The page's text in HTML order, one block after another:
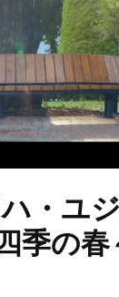
・ユ
の春